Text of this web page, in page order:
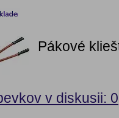
Pákové
v diskusii: 0